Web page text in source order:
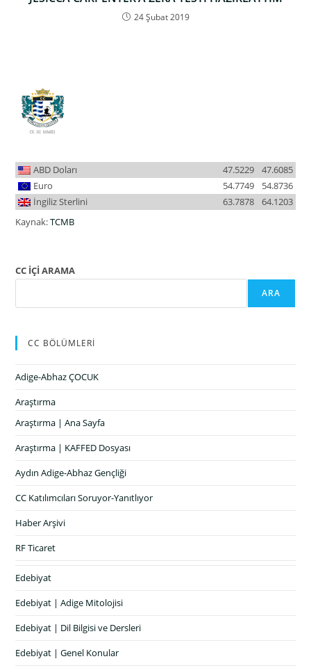
24 Şubat 2019
ABD Doları 47.6085
47.5229
Euro
54.8736
54.7749
İngiliz Sterlini
64.1203
63.7878
Kaynak:TCMB
CC İÇİ ARAMA
ARA
CC BÖLÜMLERİ
Adige-Abhaz ÇOCUK
Araştırma
Araştırma | Ana Sayfa
Araştırma | KAFFED Dosyası
Aydın Adige-Abhaz Gençliği
CC Katılımcıları Soruyor-Yanıtlıyor
Haber Arşivi
RF Ticaret
Edebiyat
Edebiyat | Adige Mitolojisi
Edebiyat | Dil Bilgisi ve Dersleri
Edebiyat | Genel Konular